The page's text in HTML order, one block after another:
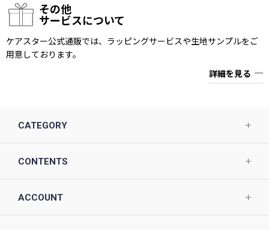
その他
サービスについて
ケアスター公式通販では、ラッピングサービスや生地サンプルをご
用意しております。
詳細を見る
CATEGORY
CONTENTS
ACCOUNT